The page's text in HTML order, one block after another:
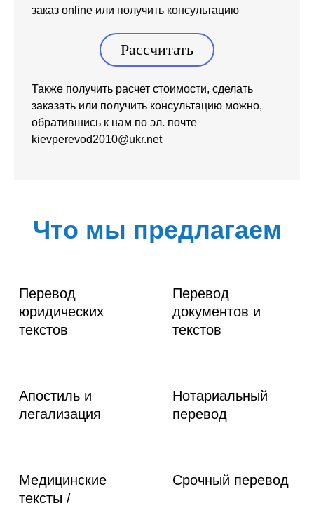
заказ online или получить консультацию
Рассчитать
Также получить расчет стоимости, сделать
заказать или получить консультацию можно,
обратившись к нам по эл. почте
kievperevod2010@ukr.net
Что мы предлагаем
Перевод
юридических
текстов
Перевод
документов и
текстов
Апостиль и
легализация
Нотариальный
перевод
Медицинские
тексты /
Срочный перевод